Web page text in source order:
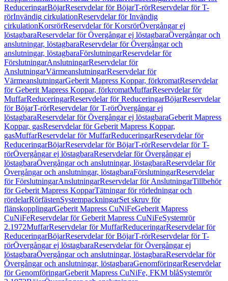
ReduceringarBöjarReservdelar för BöjarT-rörReservdelar för T-
rörInvändig cirkulationReservdelar för Invändig
cirkulationKorsrörReservdelar för KorsrörÖvergångar ej
löstagbaraReservdelar för Övergångar ej löstagbaraÖvergångar och
anslutningar, löstagbaraReservdelar för Övergångar och
anslutningar, löstagbaraFörslutningarReservdelar för
FörslutningarAnslutningarReservdelar för
AnslutningarVärmeanslutningarReservdelar för
VärmeanslutningarGeberit Mapress Koppar, förkromatReservdelar
för Geberit Mapress Koppar, förkromatMuffarReservdelar för
MuffarReduceringarReservdelar för ReduceringarBöjarReservdelar
för BöjarT-rörReservdelar för T-rörÖvergångar ej
löstagbaraReservdelar för Övergångar ej löstagbaraGeberit Mapress
Koppar, gasReservdelar för Geberit Mapress Koppar,
gasMuffarReservdelar för MuffarReduceringarReservdelar för
ReduceringarBöjarReservdelar för BöjarT-rörReservdelar för T-
rörÖvergångar ej löstagbaraReservdelar för Övergångar ej
löstagbaraÖvergångar och anslutningar, löstagbaraReservdelar för
Övergångar och anslutningar, löstagbaraFörslutningarReservdelar
för FörslutningarAnslutningarReservdelar för AnslutningarTillbehör
för Geberit Mapress KopparTätningar för rörledningar och
rördelarRörfästenSystempackningarSet skruv för
flänskopplingarGeberit Mapress CuNiFeGeberit Mapress
CuNiFeReservdelar för Geberit Mapress CuNiFeSystemrör
2.1972MuffarReservdelar för MuffarReduceringarReservdelar för
ReduceringarBöjarReservdelar för BöjarT-rörReservdelar för T-
rörÖvergångar ej löstagbaraReservdelar för Övergångar ej
löstagbaraÖvergångar och anslutningar, löstagbaraReservdelar för
Övergångar och anslutningar, löstagbaraGenomföringarReservdelar
för GenomföringarGeberit Mapress CuNiFe, FKM blåSystemrör